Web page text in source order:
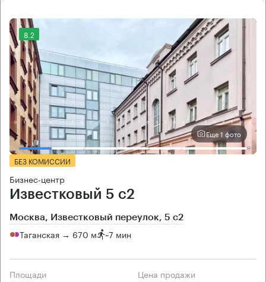
8.2
Еще 1 фото
БЕЗ КОМИССИИ
Бизнес-центр
Известковый 5 с2
Москва, Известковый переулок, 5 с2
Таганская → 670 м ~7 мин
Площади Цена продажи